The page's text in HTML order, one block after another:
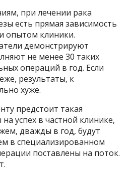
при лечении рака
есть прямая зависимость
опытом клиники.
демонстрируют
не менее 30 таких
операций в год. Если
результаты, к
хуже.
предстоит такая
успех в частной клинике,
дважды в год, будут
в специализированном
поставлены на поток.